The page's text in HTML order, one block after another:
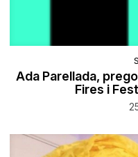
Ada Parellada,
Fires i